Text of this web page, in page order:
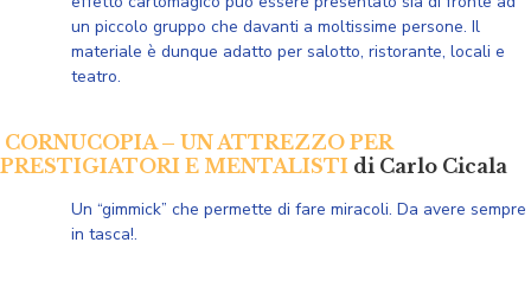
un piccolo gruppo che davanti a moltissime persone. Il
materiale è dunque adatto per salotto, ristorante, locali e
teatro.
CORNUCOPIA – UN ATTREZZO PER
PRESTIGIATORI E MENTALISTI di Carlo Cicala
Un “gimmick” che permette di fare miracoli. Da avere sempre
in tasca!.